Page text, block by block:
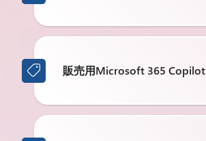
 販売用Microsoft 365 Copilot